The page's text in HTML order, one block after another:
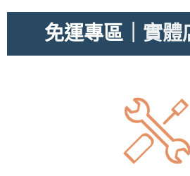
免運專區｜實體